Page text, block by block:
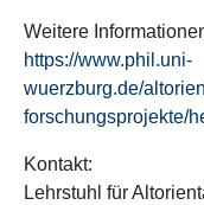
Weitere
https://www.phil.uni-
wuerzburg.de/
forschungsprojekte/
Kontakt:
Lehrstuhl für